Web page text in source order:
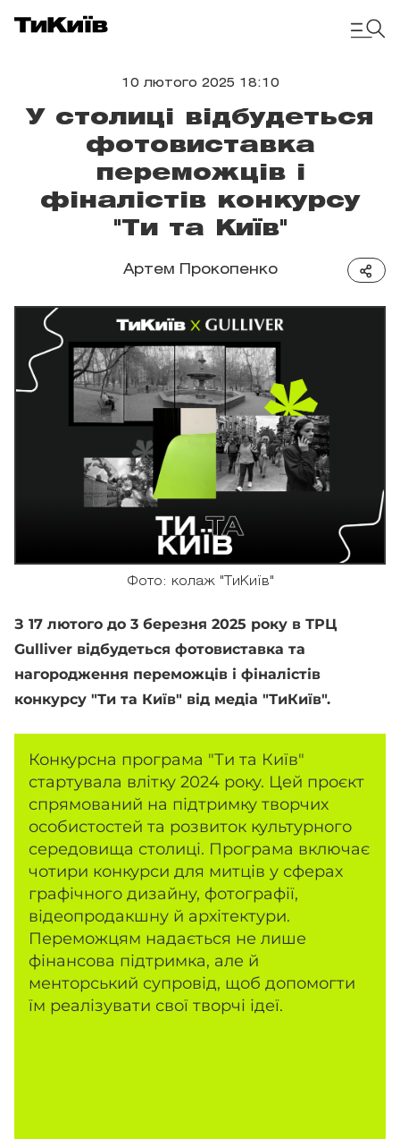
10 лютого 2025 18:10
У столиці відбудеться
фотовиставка
переможців і
фіналістів конкурсу
"Ти та Київ"
Артем Прокопенко
Фото: колаж "ТиКиїв"
З 17 лютого до 3 березня 2025 року в ТРЦ
Gulliver відбудеться фотовиставка та
нагородження переможців і фіналістів
конкурсу "Ти та Київ" від медіа "ТиКиїв".
Конкурсна програма "Ти та Київ"
стартувала влітку 2024 року. Цей проєкт
спрямований на підтримку творчих
особистостей та розвиток культурного
середовища столиці. Програма включає
чотири конкурси для митців у сферах
графічного дизайну, фотографії,
відеопродакшну й архітектури.
Переможцям надається не лише
фінансова підтримка, але й
менторський супровід, щоб допомогти
їм реалізувати свої творчі ідеї.